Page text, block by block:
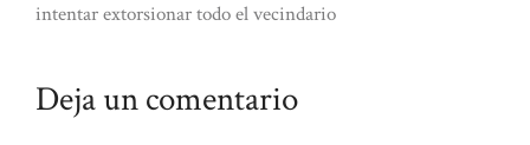
intentar extorsionar todo el vecindario
Deja un comentario